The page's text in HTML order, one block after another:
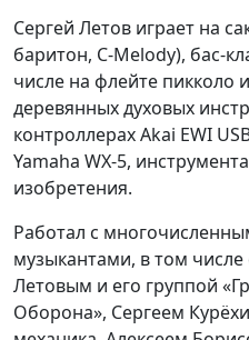
Сергей Летов играет на
баритон, C-Melody), бас-
числе на флейте пикколо
деревянных духовых
контроллерах Akai EWI
Yamaha WX-5,
изобретения.
Работал с
музыкантами, в том
Летовым и его группой
Оборона», Сергеем